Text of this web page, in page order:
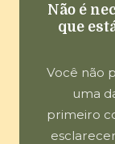
Não é
que
Você não
uma
primeiro